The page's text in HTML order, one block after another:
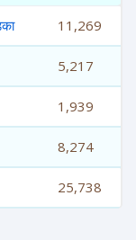
11,269
5,217
1,939
8,274
25,738